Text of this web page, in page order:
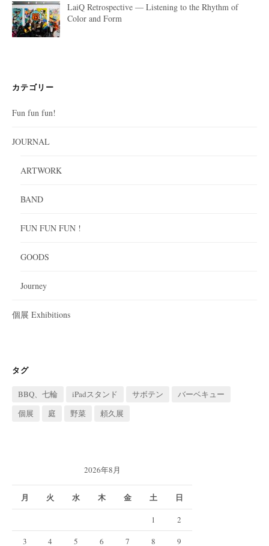
LaiQ Retrospective — Listening to the Rhythm of
Color and Form
カテゴリー
Fun fun fun!
JOURNAL
ARTWORK
BAND
FUN FUN FUN !
GOODS
Journey
個展 Exhibitions
タグ
BBQ、七輪 iPadスタンド サボテン
バーベキュー
個展
庭 野菜 頼久展
2026年8月
月 火 水 木 金 土 日
1
2
3
4 5 6 7 8 9